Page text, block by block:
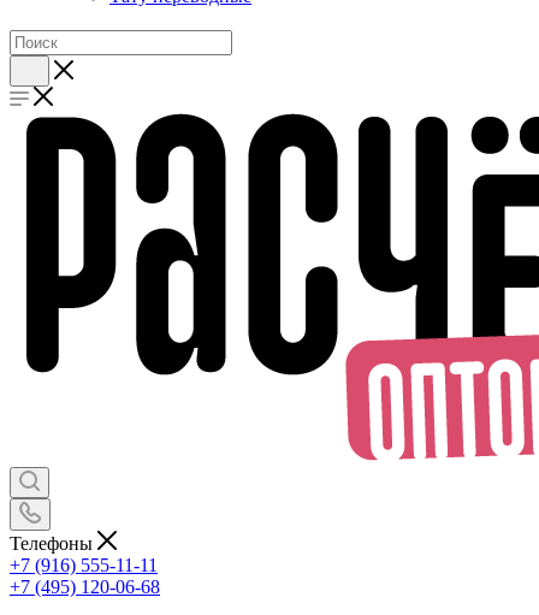
Телефоны
+7 (916) 555-11-11
+7 (495) 120-06-68